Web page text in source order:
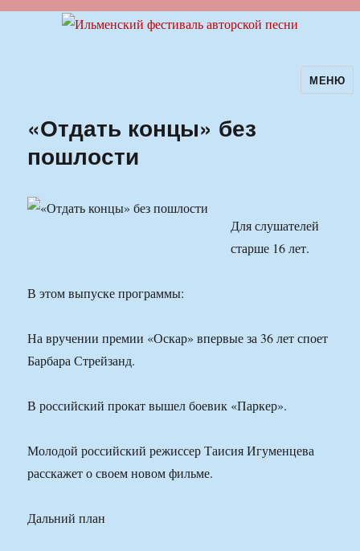
Ильменский фестиваль авторскойМЕНЮ
«Отдать концы» без
пошлости
Для слушателей
старше 16 лет.
В этом выпуске программы:
На вручении премии «Оскар» впервые за 36 лет споет
Барбара Стрейзанд.
В российский прокат вышел боевик «Паркер».
Молодой российский режиссер Таисия Игуменцева
расскажет о своем новом фильме.
Дальний план